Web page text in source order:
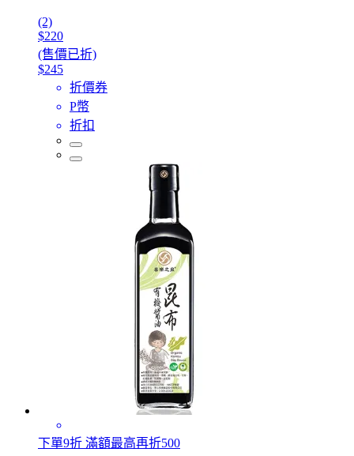
(2)
$220
(售價已折)
$245
折價券
P幣
折扣
下單9折 滿額最高再折500